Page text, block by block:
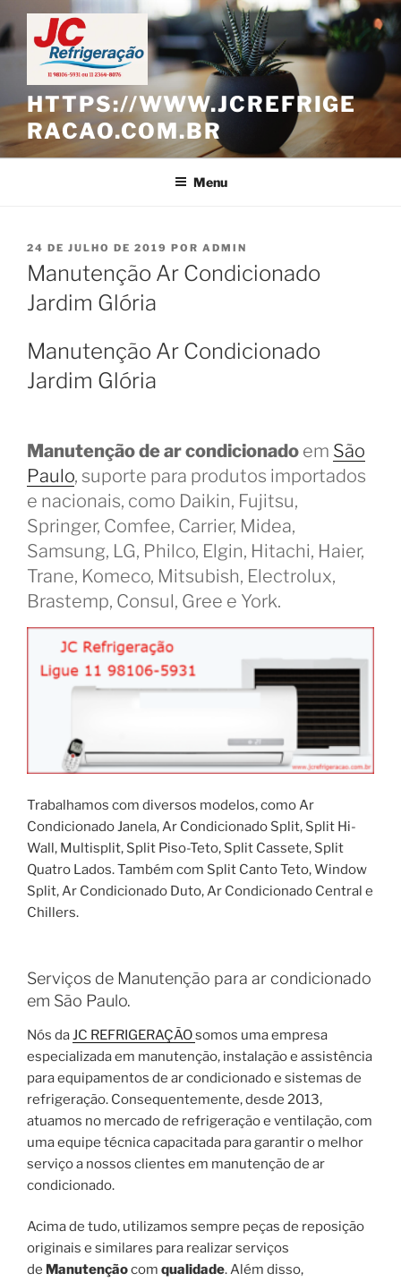
Pular
para
o
conteúdo
HTTPS://WWW.JCREFRIGE
RACAO.COM.BR
Menu
PUBLICADO
EM
24 DE JULHO DE 2019 POR ADMIN
Manutenção Ar Condicionado
Jardim Glória
Manutenção Ar Condicionado
Jardim Glória
Manutenção de ar condicionado em São
Paulo, suporte para produtos importados
e nacionais, como Daikin, Fujitsu,
Springer, Comfee, Carrier, Midea,
Samsung, LG, Philco, Elgin, Hitachi, Haier,
Trane, Komeco, Mitsubish, Electrolux,
Brastemp, Consul, Gree e York.
Trabalhamos com diversos modelos, como Ar
Condicionado Janela, Ar Condicionado Split, Split Hi-
Wall, Multisplit, Split Piso-Teto, Split Cassete, Split
Quatro Lados. Também com Split Canto Teto, Window
Split, Ar Condicionado Duto, Ar Condicionado Central e
Chillers.
Serviços de Manutenção para ar condicionado
em São Paulo.
Nós daJC REFRIGERAÇÃOsomos uma empresa
especializada em manutenção, instalação e assistência
para equipamentos de ar condicionado e sistemas de
refrigeração. Consequentemente, desde 2013,
atuamos no mercado de refrigeração e ventilação, com
uma equipe técnica capacitada para garantir o melhor
serviço a nossos clientes em manutenção de ar
condicionado.
Acima de tudo, utilizamos sempre peças de reposição
originais e similares para realizar serviços
de Manutençãocom qualidade. Além disso,